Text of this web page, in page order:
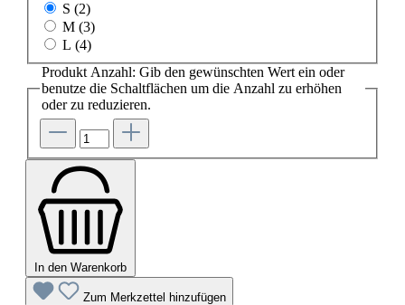
S (2)
M (3)
L (4)
Produkt Anzahl: Gib den gewünschten Wert ein oder
benutze die Schaltflächen um die Anzahl zu erhöhen
oder zu reduzieren.
In den Warenkorb
Zum Merkzettel hinzufügen